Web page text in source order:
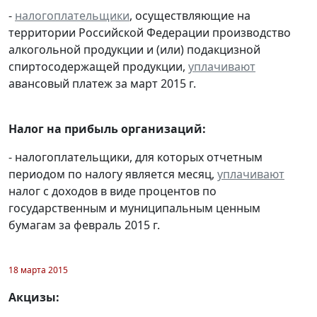
- налогоплательщики, осуществляющие на
территории Российской Федерации производство
алкогольной продукции и (или) подакцизной
спиртосодержащей продукции, уплачивают
авансовый платеж за март 2015 г.
Налог на прибыль организаций:
- налогоплательщики, для которых отчетным
периодом по налогу является месяц, уплачивают
налог с доходов в виде процентов по
государственным и муниципальным ценным
бумагам за февраль 2015 г.
18 марта 2015
Акцизы: